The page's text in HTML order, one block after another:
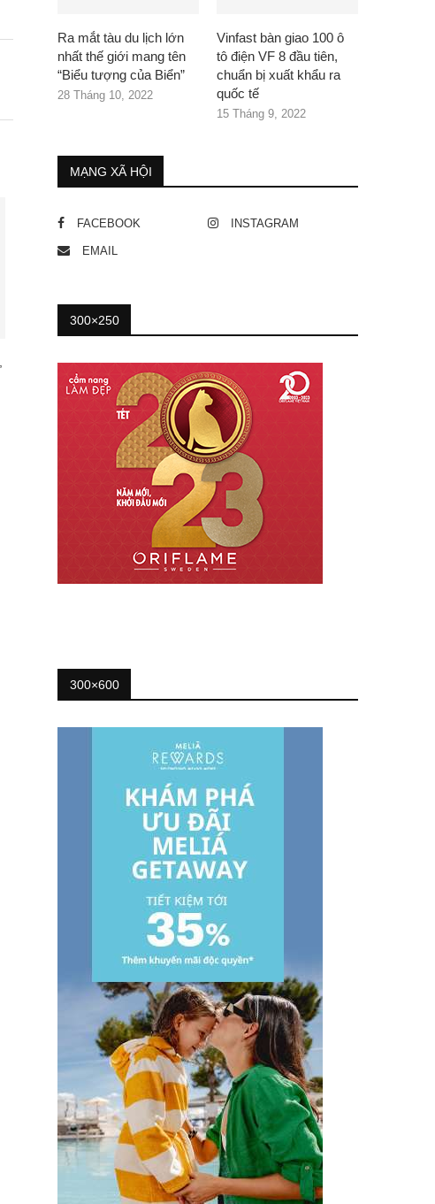
Ông Biden phá quy tắc khi gặp vua...
11 Tháng 7, 2023
Bỏ lỡ làn sóng AI dù chi
Ra mắt tàu du lịch lớn
nhất thế giới mang tên
“Biểu tượng của Biển”
28 Tháng 10, 2022
Vinfast bàn giao 100 ô
tô điện VF 8 đầu tiên,
chuẩn bị xuất khẩu ra
quốc tế
15 Tháng 9, 2022
MẠNG XÃ HỘI
FACEBOOK INSTAGRAM
EMAIL
300×250
300×600